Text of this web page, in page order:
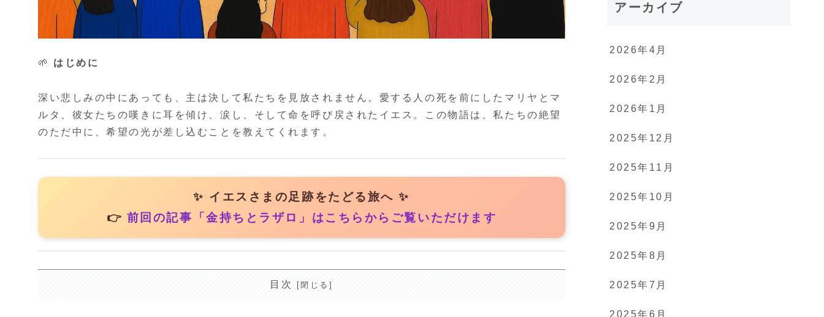
🌱 はじめに
深い悲しみの中にあっても、主は決して私たちを見放されません。愛する人の死を前にしたマリヤとマ
ルタ、彼女たちの嘆きに耳を傾け、涙し、そして命を呼び戻されたイエス。この物語は、私たちの絶望
のただ中に、希望の光が差し込むことを教えてくれます。
✨ イエスさまの足跡をたどる旅へ ✨
👉 前回の記事「金持ちとラザロ」はこちらからご覧いただけます
目次
アーカイブ
2026年4月
2026年2月
2026年1月
2025年12月
2025年11月
2025年10月
2025年9月
2025年8月
2025年7月
2025年6月